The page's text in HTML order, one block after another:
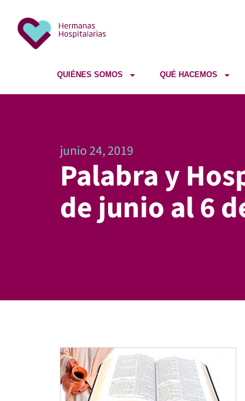
QUIÉNES SOMOS QUÉ HACEMOS
junio 24, 2019
Palabra y
de junio al 6